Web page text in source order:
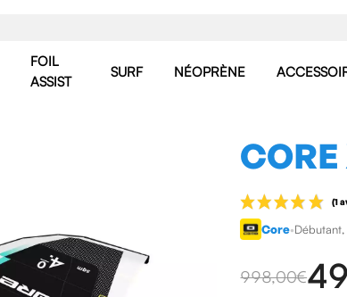
FOIL
ASSIST
SURF NÉOPRÈNE
Core•
998,00 €